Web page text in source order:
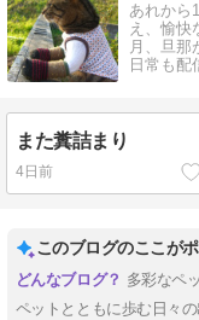
あれから
え、愉快
月、旦那
日常も配
また糞詰まり
4日前
このブログのここが
多彩なペ
ペットとともに歩む日々